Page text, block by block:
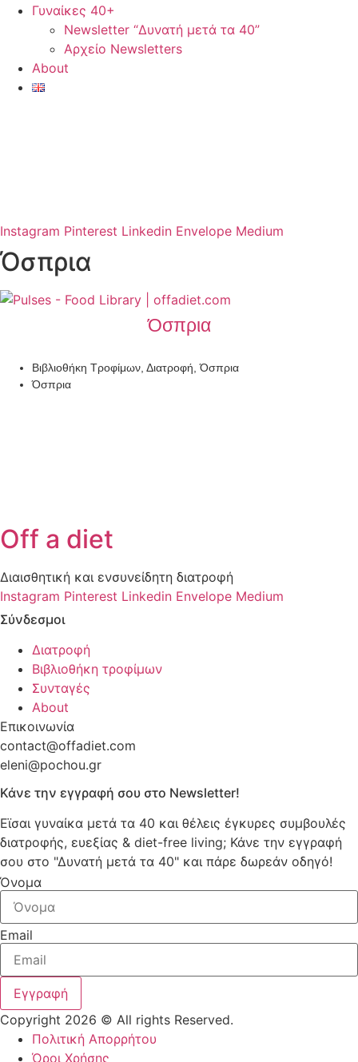
Γυναίκες 40+
Newsletter “Δυνατή μετά τα 40”
Αρχείο Newsletters
About
Instagram Pinterest Linkedin Envelope Medium
Όσπρια
Όσπρια
Βιβλιοθήκη Τροφίμων Διατροφή ,Όσπρια
Όσπρια
Off a diet
Διαισθητική και ενσυνείδητη διατροφή
Instagram Pinterest Linkedin Envelope Medium
Σύνδεσμοι
Διατροφή
Βιβλιοθήκη τροφίμων
Συνταγές
About
Επικοινωνία
contact@offadiet.com
eleni@pochou.gr
Κάνε την εγγραφή σου στο Newsletter!
Εϊσαι γυναίκα μετά τα 40 και θέλεις έγκυρες συμβουλές
διατροφής, ευεξίας & diet-free living; Κάνε την εγγραφή
σου στο "Δυνατή μετά τα 40" και πάρε δωρεάν οδηγό!
Όνομα
Email
Εγγραφή
Copyright 2026 © All rights Reserved.
Πολιτική Απορρήτου
Όροι Χρήσης